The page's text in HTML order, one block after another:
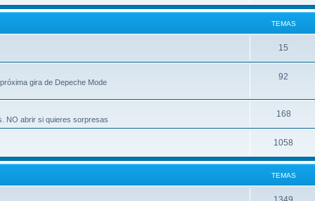
TEMAS
15
gira de Depeche Mode
92
NO abrir si quieres sorpresas
168
1058
TEMAS